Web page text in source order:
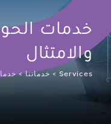
خدمات
والامتثال
Services
> خدماتنا>